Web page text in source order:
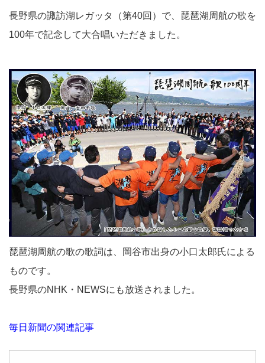
長野県の諏訪湖レガッタ（第40回）で、琵琶湖周航の歌を
100年で記念して大合唱いただきました。
琵琶湖周航の歌の歌詞は、岡谷市出身の小口太郎氏による
ものです。
長野県のNHK・NEWSにも放送されました。
毎日新聞の関連記事